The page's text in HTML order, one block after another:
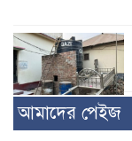
আমাদের পেইজ